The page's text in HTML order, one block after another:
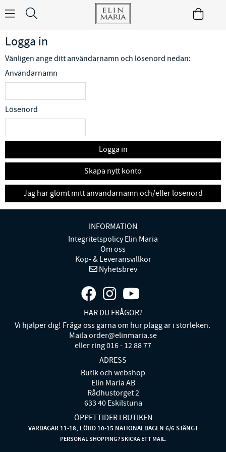
Logga in
Vänligen ange ditt användarnamn och lösenord nedan:
Användarnamn
Lösenord
Logga in
Skapa nytt konto
Jag har glömt mitt användarnamn och/eller lösenord
INFORMATION
Integritetspolicy Elin Maria
Om oss
Köp- & Leveransvillkor
Nyhetsbrev
HAR DU FRÅGOR?
Vi hjälper dig! Fråga oss gärna om hur plagg är i storleken.
Maila order@elinmaria.se
eller ring 016 - 12 88 77
ADRESS
Butik och webshop
Elin Maria AB
Rådhustorget 2
633 40 Eskilstuna
ÖPPETTIDER I BUTIKEN
VARDAGAR 11-18, LÖRD 10-15 NATIONALDAGEN 6/6 STÄNGT
PERSONAL SHOPPING? SKICKA ETT MAIL.